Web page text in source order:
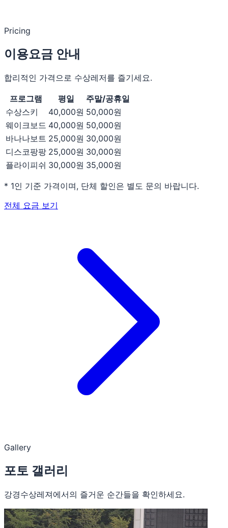
Pricing
이용요금 안내
합리적인 가격으로 수상레저를 즐기세요.
프로그램 평일
주말/공휴일
수상스키
40,000원 50,000원
웨이크보드 40,000원 50,000원
바나나보트 25,000원 30,000원
디스코팡팡 25,000원 30,000원
플라이피쉬 30,000원 35,000원
* 1인 기준 가격이며, 단체 할인은 별도 문의 바랍니다.
전체 요금 보기
Gallery
포토 갤러리
강경수상레져에서의 즐거운 순간들을 확인하세요.